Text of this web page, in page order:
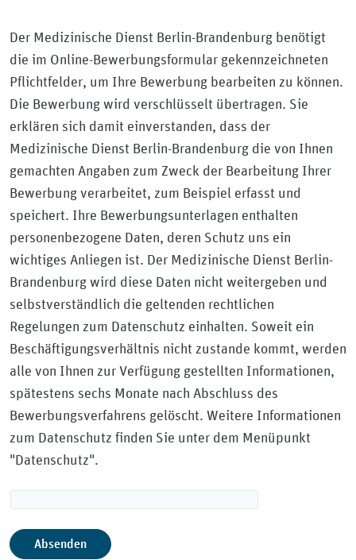
Der Medizinische Dienst Berlin-Brandenburg benötigt
die im Online-Bewerbungsformular gekennzeichneten
Pflichtfelder, um Ihre Bewerbung bearbeiten zu können.
Die Bewerbung wird verschlüsselt übertragen. Sie
erklären sich damit einverstanden, dass der
Medizinische Dienst Berlin-Brandenburg die von Ihnen
gemachten Angaben zum Zweck der Bearbeitung Ihrer
Bewerbung verarbeitet, zum Beispiel erfasst und
speichert. Ihre Bewerbungsunterlagen enthalten
personenbezogene Daten, deren Schutz uns ein
wichtiges Anliegen ist. Der Medizinische Dienst Berlin-
Brandenburg wird diese Daten nicht weitergeben und
selbstverständlich die geltenden rechtlichen
Regelungen zum Datenschutz einhalten. Soweit ein
Beschäftigungsverhältnis nicht zustande kommt, werden
alle von Ihnen zur Verfügung gestellten Informationen,
spätestens sechs Monate nach Abschluss des
Bewerbungsverfahrens gelöscht. Weitere Informationen
zum Datenschutz finden Sie unter dem Menüpunkt
"Datenschutz".